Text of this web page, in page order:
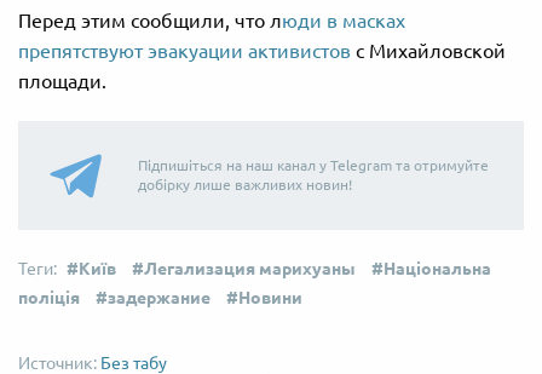
Перед этим сообщили, что люди в масках
препятствуют эвакуации активистов с Михайловской
площади.
Підпишіться на наш канал у Telegram та отримуйте
добірку лише важливих новин!
Київ Легализация марихуаны
Національна
поліція
задержание Новини
Без табу